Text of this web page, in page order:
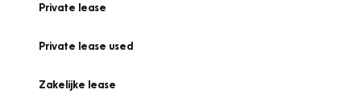
Private lease
Private lease used
Zakelijke lease